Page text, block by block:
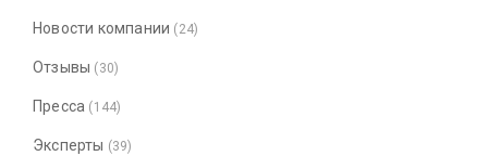
Новости компании (24)
Отзывы (30)
Пресса (144)
Эксперты (39)